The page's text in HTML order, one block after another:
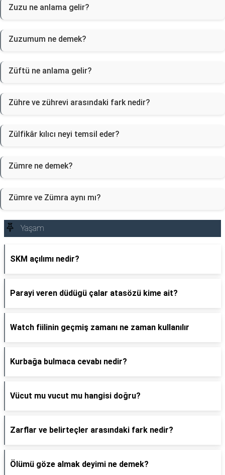
Zuzu ne anlama gelir?
Zuzumum ne demek?
Züftü ne anlama gelir?
Zühre ve zührevi arasındaki fark nedir?
Zülfikâr kılıcı neyi temsil eder?
Zümre ne demek?
Zümre ve Zümra aynı mı?
Yaşam
SKM açılımı nedir?
Parayi veren düdügü çalar atasözü kime ait?
Watch fiilinin geçmiş zamanı ne zaman kullanılır
Kurbağa bulmaca cevabı nedir?
Vücut mu vucut mu hangisi doğru?
Zarflar ve belirteçler arasındaki fark nedir?
Ölümü göze almak deyimi ne demek?